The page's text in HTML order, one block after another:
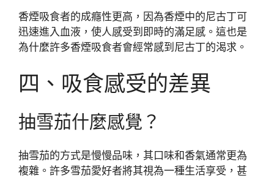
香煙吸食者的成癮性更高，因為香煙中的尼古丁可
迅速進入血液，使人感受到即時的滿足感。這也是
為什麼許多香煙吸食者會經常感到尼古丁的渴求。
四、吸食感受的差異
抽雪茄什麼感覺？
抽雪茄的方式是慢慢品味，其口味和香氣通常更為
複雜。許多雪茄愛好者將其視為一種生活享受，甚